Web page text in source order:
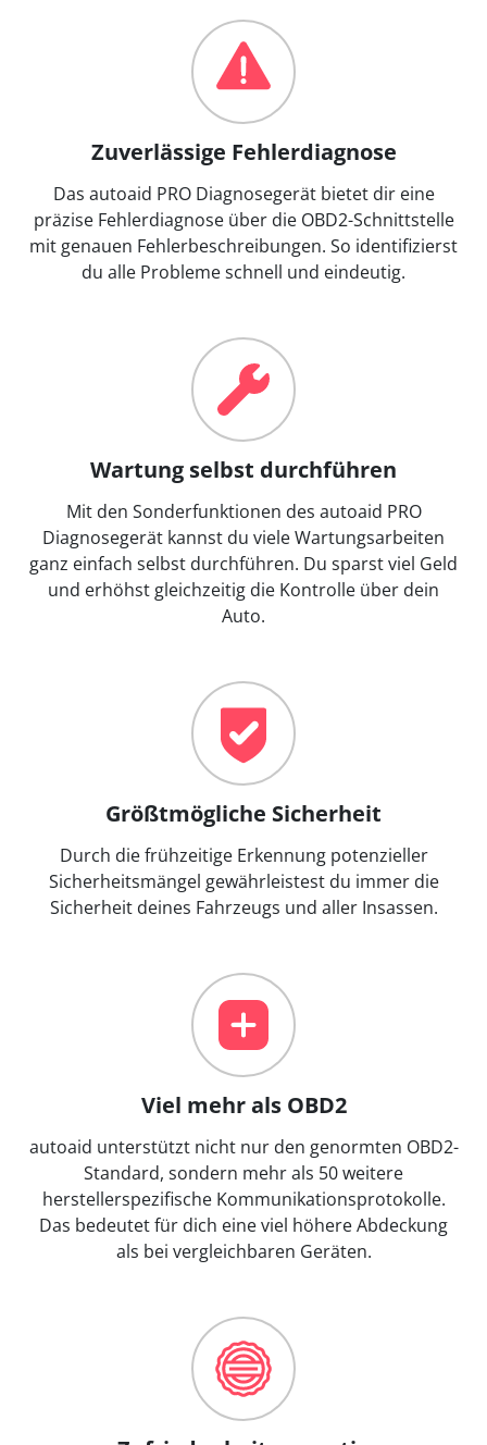
Zuverlässige Fehlerdiagnose
Das autoaid PRO Diagnosegerät bietet dir eine
präzise Fehlerdiagnose über die OBD2-Schnittstelle
mit genauen Fehlerbeschreibungen. So identifizierst
du alle Probleme schnell und eindeutig.
Wartung selbst durchführen
Mit den Sonderfunktionen des autoaid PRO
Diagnosegerät kannst du viele Wartungsarbeiten
ganz einfach selbst durchführen. Du sparst viel Geld
und erhöhst gleichzeitig die Kontrolle über dein
Auto.
Größtmögliche Sicherheit
Durch die frühzeitige Erkennung potenzieller
Sicherheitsmängel gewährleistest du immer die
Sicherheit deines Fahrzeugs und aller Insassen.
Viel mehr als OBD2
autoaid unterstützt nicht nur den genormten OBD2-
Standard, sondern mehr als 50 weitere
herstellerspezifische Kommunikationsprotokolle.
Das bedeutet für dich eine viel höhere Abdeckung
als bei vergleichbaren Geräten.